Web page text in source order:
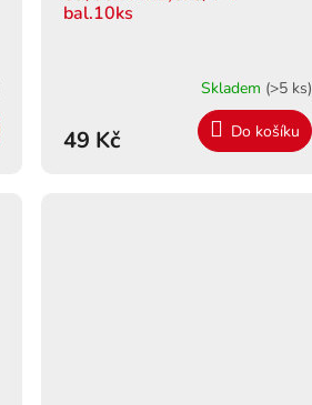
bal.10ks
Skladem (>5 ks)
49 Kč Do košíku